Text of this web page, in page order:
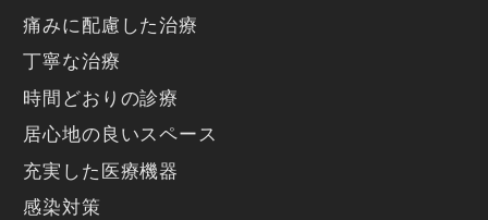
痛みに配慮した治療
丁寧な治療
時間どおりの診療
居心地の良いスペース
充実した医療機器
感染対策